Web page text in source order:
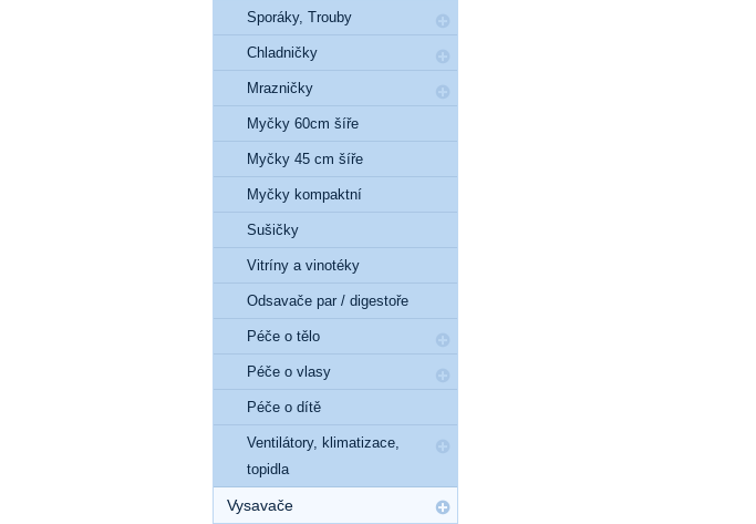
Sporáky, Trouby
Chladničky
Mrazničky
Myčky 60cm šíře
Myčky 45 cm šíře
Myčky kompaktní
Sušičky
Vitríny a vinotéky
Odsavače par / digestoře
Péče o tělo
Péče o vlasy
Péče o dítě
Ventilátory, klimatizace,
topidla
Vysavače